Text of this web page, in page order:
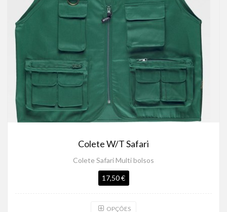
Colete W/T Safari
Colete Safari Multi bolsos
17,50 €
OPÇÕES